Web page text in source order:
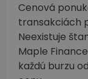
Cenová
transakciách
Neexistuje
Maple
každú burzu